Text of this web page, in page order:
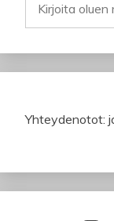
Yhteydenotot: